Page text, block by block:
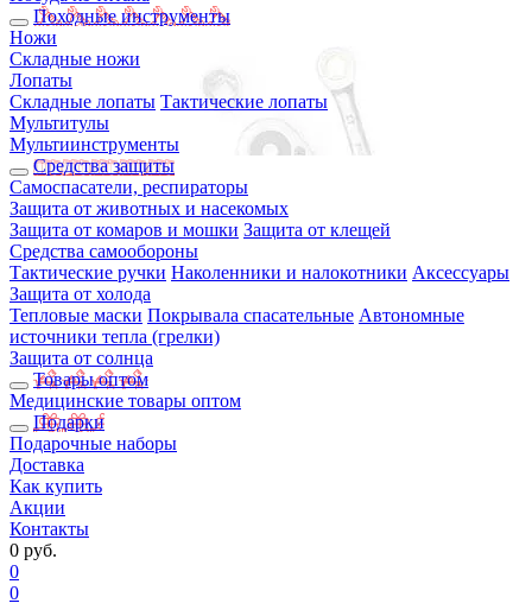
Походные инструменты
Ножи
Складные ножи
Лопаты
Складные лопаты Тактические лопаты
Мультитулы
Мультиинструменты
Средства защиты
Самоспасатели, респираторы
Защита от животных и насекомых
Защита от комаров и мошки Защита от клещей
Средства самообороны
Тактические ручки Наколенники и налокотники Аксессуары
Защита от холода
Тепловые маски Покрывала спасательные Автономные
источники тепла (грелки)
Защита от солнца
Товары оптом
Медицинские товары оптом
Подарки
Подарочные наборы
Доставка
Как купить
Акции
Контакты
0 руб.
0
0